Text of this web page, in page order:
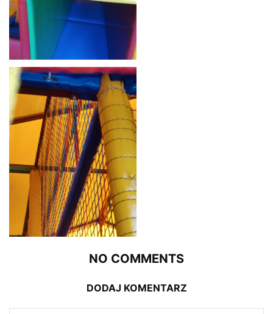
NO COMMENTS
DODAJ KOMENTARZ